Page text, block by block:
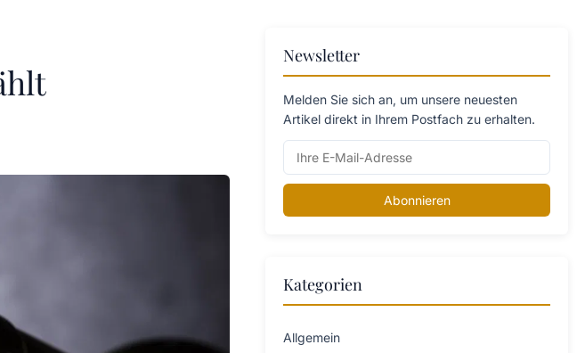
Newsletter
Melden Sie sich an, um unsere neuesten
Artikel direkt in Ihrem Postfach zu erhalten.
Abonnieren
Kategorien
Allgemein